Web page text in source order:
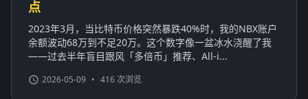
点
2023年3月，当比特币价格突然暴跌40%时，我的NBX账户
余额波动68万到不足20万。这个数字像一盆冰水浇醒了我
——过去半年盲目跟风「多倍币」推荐、All-i...
2026-05-09 • 416 次浏览